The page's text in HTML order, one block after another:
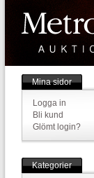
Mina sidor
Logga in
Bli kund
Glömt login?
Kategorier